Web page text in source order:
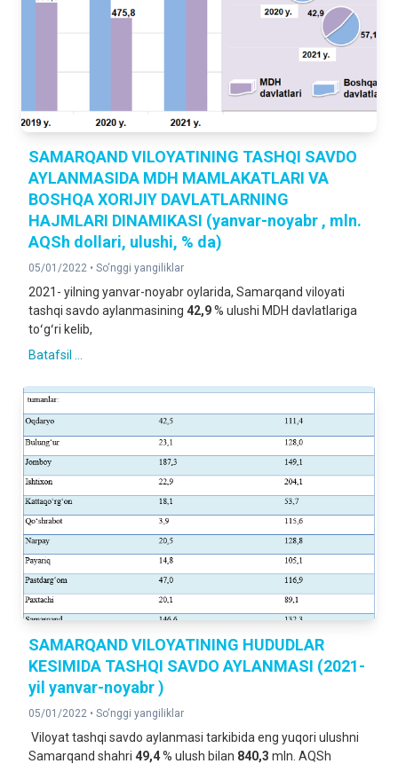
SAMARQAND VILOYATINING TASHQI SAVDO
AYLANMASIDA MDH MAMLAKATLARI VA
BOSHQA XORIJIY DAVLATLARNING
HAJMLARI DINAMIKASI (yanvar-noyabr , mln.
AQSh dollari, ulushi, % da)
05/01/2022 • So‘nggi yangiliklar
2021- yilning yanvar-noyabr oylarida, Samarqand viloyati
tashqi savdo aylanmasining 42,9% ulushi MDH davlatlariga
toʻgʻri kelib,
Batafsil ...
SAMARQAND VILOYATINING HUDUDLAR
KESIMIDA TASHQI SAVDO AYLANMASI (2021-
yil yanvar-noyabr )
05/01/2022 • So‘nggi yangiliklar
Viloyat tashqi savdo aylanmasi tarkibida eng yuqori ulushni
Samarqand shahri 49,4% ulush bilan 840,3 mln. AQSh